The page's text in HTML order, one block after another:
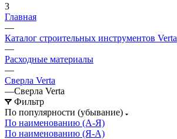
3
Главная
—
Каталог строительных инструментов Verta
—
Расходные материалы
—
Сверла Verta
—Сверла Verta
Фильтр
По популярности (убывание)
По наименованию (А-Я)
По наименованию (Я-А)